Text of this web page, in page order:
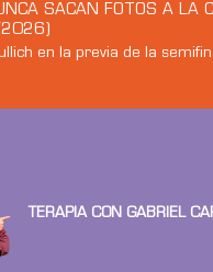
SACAN FOTOS A LA
en la previa de la
TERAPIA CON GABRIEL